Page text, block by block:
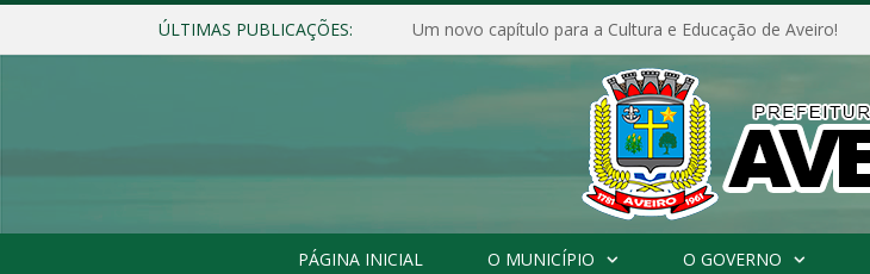
ÚLTIMAS PUBLICAÇÕES: Um novo capítulo para a Cultura e Educação de Aveiro!
PÁGINA INICIAL O MUNICÍPIO O GOVERNO